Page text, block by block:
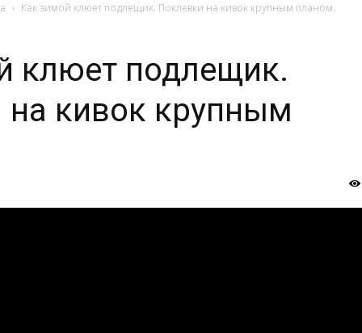
Как зимой клюет подлещик. Поклевки на кивок крупным планом.
клюет подлещик.
на кивок крупным